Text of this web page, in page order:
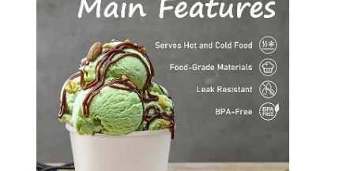
Controllo
Della Qualità
Contattaci Notizie Casi